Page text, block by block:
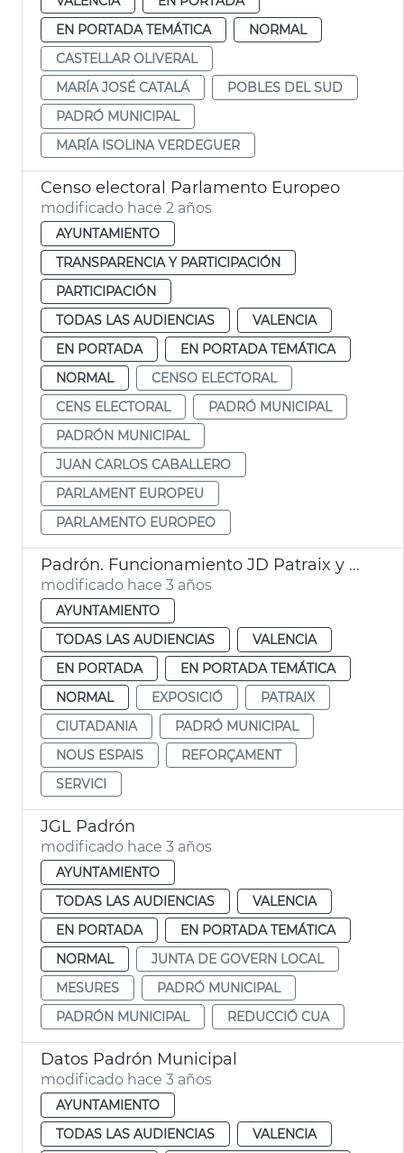
EN PORTADA TEMÁTICA
NORMAL
CASTELLAR OLIVERAL
MARÍA JOSÉ CATALÁ
POBLES DEL SUD
PADRÓ MUNICIPAL
MARÍA ISOLINA VERDEGUER
Censo electoral Parlamento Europeo
modificado hace 2 años
AYUNTAMIENTO
TRANSPARENCIA Y PARTICIPACIÓN
PARTICIPACIÓN
TODAS LAS AUDIENCIAS
VALENCIA
EN PORTADA
EN PORTADA TEMÁTICA
NORMAL
CENSO ELECTORAL
CENS ELECTORAL
PADRÓ MUNICIPAL
PADRÓN MUNICIPAL
JUAN CARLOS CABALLERO
PARLAMENT EUROPEU
PARLAMENTO EUROPEO
Padrón. Funcionamiento JD Patraix y Exposició
modificado hace 3 años
AYUNTAMIENTO
TODAS LAS AUDIENCIAS
VALENCIA
EN PORTADA
EN PORTADA TEMÁTICA
NORMAL
EXPOSICIÓ
PATRAIX
CIUTADANIA
PADRÓ MUNICIPAL
NOUS ESPAIS
REFORÇAMENT
SERVICI
JGL Padrón
modificado hace 3 años
AYUNTAMIENTO
TODAS LAS AUDIENCIAS
VALENCIA
EN PORTADA
EN PORTADA TEMÁTICA
NORMAL
JUNTA DE GOVERN LOCAL
MESURES
PADRÓ MUNICIPAL
PADRÓN MUNICIPAL
REDUCCIÓ CUA
Datos Padrón Municipal
modificado hace 3 años
AYUNTAMIENTO
TODAS LAS AUDIENCIAS
VALENCIA